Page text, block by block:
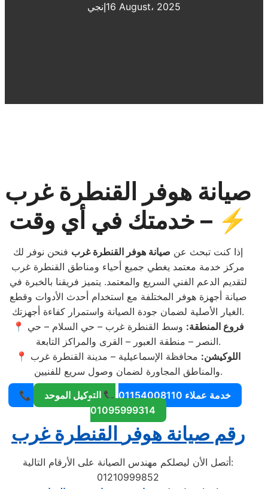
إنجي16 August، 2025
صيانة هوفر القنطرة غرب
– خدمتك في أي وقت ⚡
إذا كنت تبحث عن صيانة هوفر القنطرة غرب فنحن نوفر لك
مركز خدمة معتمد يغطي جميع أحياء ومناطق القنطرة غرب
لتقديم الدعم الفني السريع والمعتمد. يتميز فريقنا بالخبرة في
صيانة أجهزة هوفر المختلفة مع استخدام أحدث الأدوات وقطع
الغيار الأصلية لضمان جودة الصيانة واستمرار كفاءة أجهزتك.
📍
فروع المنطقة: وسط القنطرة غرب – حي السلام – حي
النصر – منطقة العبور – القرى والمراكز التابعة.
📍
اللوكيشن: محافظة الإسماعيلية – مدينة القنطرة غرب
والمناطق المجاورة لضمان وصول سريع للفنيين.
📞 خدمة عملاء 01154008110
📞 التوكيل الموحد
01095999314
رقم صيانة هوفر القنطرة غرب
أتصل الأن ليصلكم مهندس الصيانة على الأرقام التالية:
01210999852